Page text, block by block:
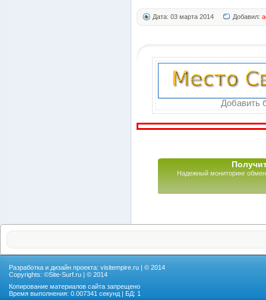
Дата: 03 марта 2014 Добавил:
Добавить
Надежный мониторинг
Разработка и дизайн проекта: visitempire.ru | © 2014
Copyrights: ©Site-Surf.ru | © 2014
Копирование материалов сайта запрещено
Время выполнения: 0.007341 секунд | БД: 1